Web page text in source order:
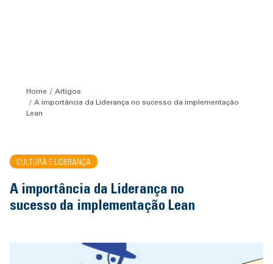
Home
Artigos
A importância da Liderança no sucesso da implementação
Lean
CULTURA E LIDERANÇA
A importância da Liderança no
sucesso da implementação Lean